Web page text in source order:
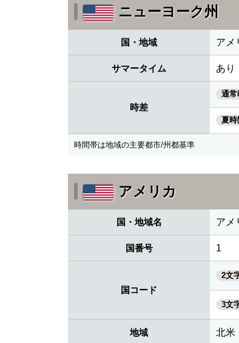
ニューヨーク州
国・地域 アメ
サマータイム あり
時差
通常
夏時
時間帯は地域の主要都市/州都基準
アメリカ
国・地域名 アメ
国番号 1
国コード
2文
3文
地域 北米